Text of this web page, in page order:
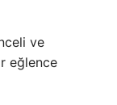
ve
eğlence